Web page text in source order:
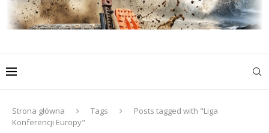
Strona główna Tags
Posts tagged with "Liga
Konferencji Europy"